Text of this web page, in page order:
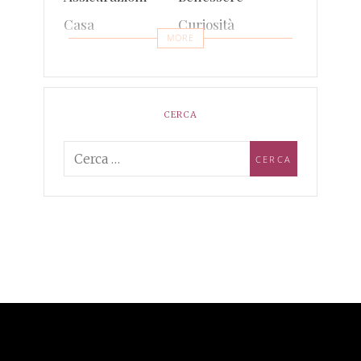
Casa
Curiosità
Finanza
Gossip e TV
Intrattenimento
Notizie
Prodotti e Servizi Salute
Sport
Viaggi
Web e Social
MORE
CERCA